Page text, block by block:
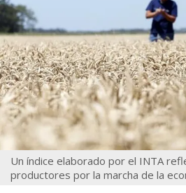
Un índice elaborado por el INTA
productores por la marcha de la